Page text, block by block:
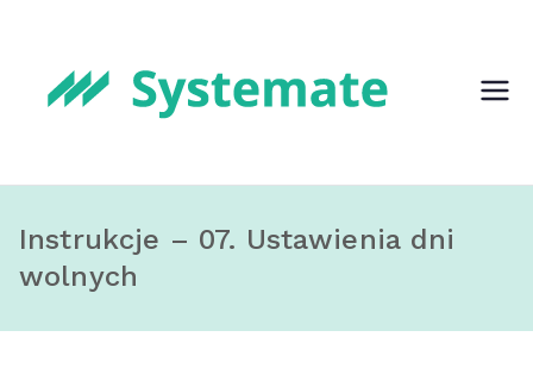
Systemat
Oprogramo
fitness
Instrukcje – 07. Ustawienia dni
wolnych